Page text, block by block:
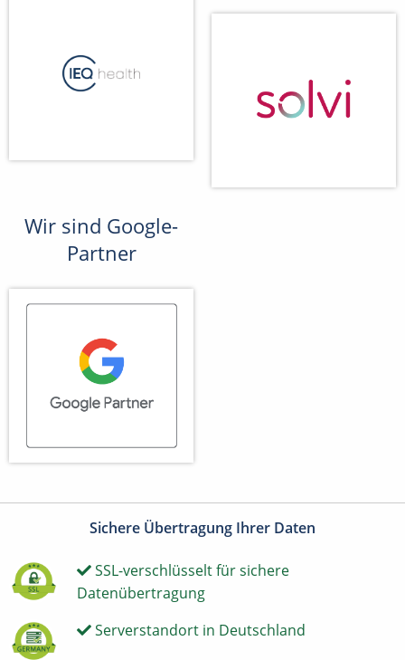
Wir sind Google-
Partner
Sichere Übertragung Ihrer Daten
SSL-verschlüsselt für sichere
Datenübertragung
Serverstandort in Deutschland